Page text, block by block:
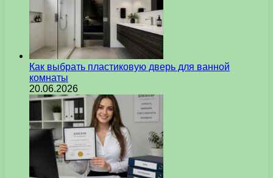
Как выбрать пластиковую дверь для ванной
комнаты
20.06.2026